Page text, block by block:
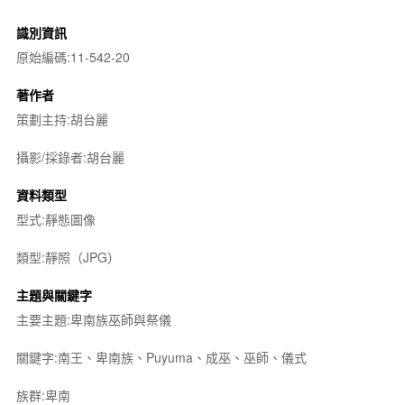
識別資訊
原始編碼:11-542-20
著作者
策劃主持:胡台麗
攝影/採錄者:胡台麗
資料類型
型式:靜態圖像
類型:靜照（JPG）
主題與關鍵字
主要主題:卑南族巫師與祭儀
關鍵字:南王、卑南族、Puyuma、成巫、巫師、儀式
族群:卑南